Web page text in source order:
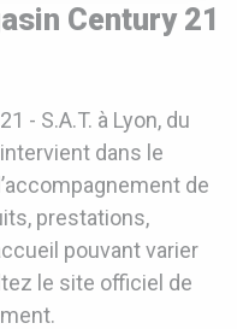
Century 21
- S.A.T. à Lyon, du
dans le
de
prestations,
pouvant varier
le site officiel de